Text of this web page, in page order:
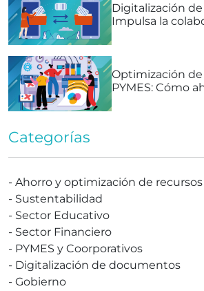
Digitalización
Impulsa la
Optimización
PYMES: Cómo
Categorías
- Ahorro y optimización de recursos
- Sustentabilidad
- Sector Educativo
- Sector Financiero
- PYMES y Coorporativos
- Digitalización de documentos
- Gobierno